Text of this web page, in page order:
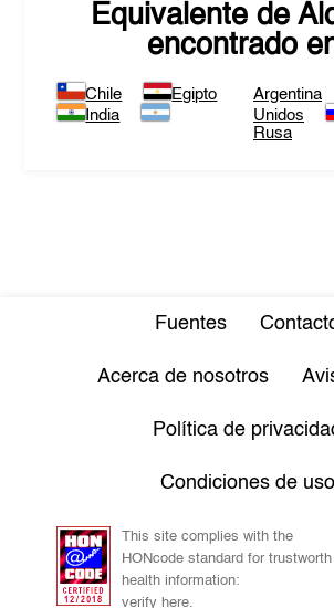
Equivalente de
encontrado
Chile
Egipto
India
Argentina
Unidos
Rusa
Fuentes
Acerca de nosotros
Política de
Condiciones de uso
This site complies with the
HONcode standard for trustworth
health information:
verify here.